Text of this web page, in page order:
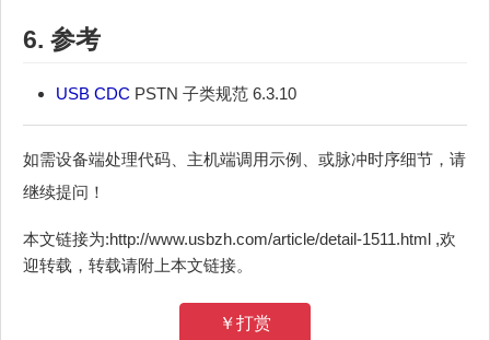
6. 参考
USB CDC PSTN 子类规范 6.3.10
如需设备端处理代码、主机端调用示例、或脉冲时序细节，请
继续提问！
本文链接为:http://www.usbzh.com/article/detail-1511.html ,欢
迎转载，转载请附上本文链接。
￥打赏